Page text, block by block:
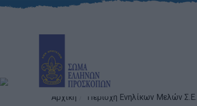
Αρχική Περιοχή Ενηλίκων Μελών